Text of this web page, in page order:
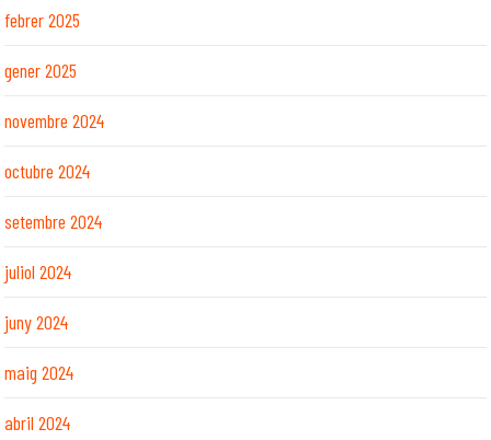
febrer 2025
gener 2025
novembre 2024
octubre 2024
setembre 2024
juliol 2024
juny 2024
maig 2024
abril 2024